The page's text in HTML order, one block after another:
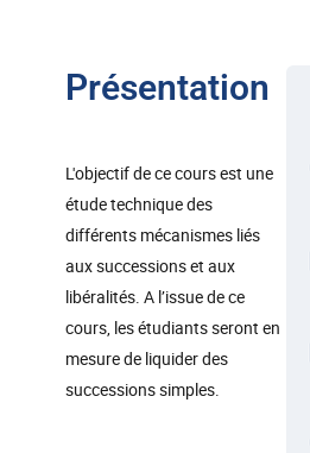
Présentation
L'objectif de ce cours est une
étude technique des
différents mécanismes liés
aux successions et aux
libéralités. A l’issue de ce
cours, les étudiants seront en
mesure de liquider des
successions simples.